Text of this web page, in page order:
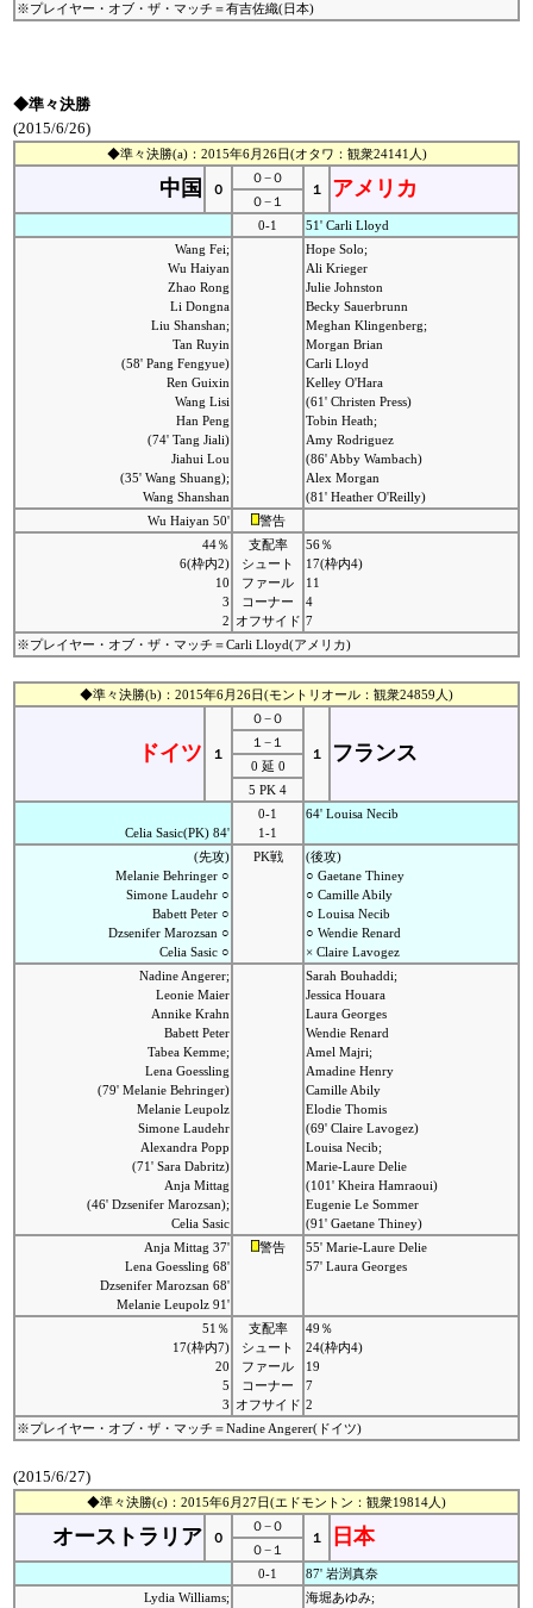
※プレイヤー・オブ・ザ・マッチ＝有吉佐織(日本)
◆準々決勝
(2015/6/26)
◆準々決勝(a)：2015年6月26日(オタワ：観衆24141人)
中国 ０
０−０
１
アメリカ
０−１
0-1
51' Carli Lloyd
Wang Fei;
Wu Haiyan
Zhao Rong
Li Dongna
Liu Shanshan;
Tan Ruyin
(58' Pang Fengyue)
Ren Guixin
Wang Lisi
Han Peng
(74' Tang Jiali)
Jiahui Lou
(35' Wang Shuang);
Wang Shanshan
Hope Solo;
Ali Krieger
Julie Johnston
Becky Sauerbrunn
Meghan Klingenberg;
Morgan Brian
Carli Lloyd
Kelley O'Hara
(61' Christen Press)
Tobin Heath;
Amy Rodriguez
(86' Abby Wambach)
Alex Morgan
(81' Heather O'Reilly)
Wu Haiyan 50'
警告
44％
6(枠内2)
10
3
2
支配率
シュート
ファール
コーナー
オフサイド
56％
17(枠内4)
11
4
7
※プレイヤー・オブ・ザ・マッチ＝Carli Lloyd(アメリカ)
◆準々決勝(b)：2015年6月26日(モントリオール：観衆24859人)
ドイツ １
０−０
１ フランス
１−１
0 延 0
5 PK 4
Celia Sasic(PK) 84'
0-1
1-1
64' Louisa Necib
(先攻)
Melanie Behringer ○
Simone Laudehr ○
Babett Peter ○
Dzsenifer Marozsan ○
Celia Sasic ○
PK戦
(後攻)
○ Gaetane Thiney
○ Camille Abily
○ Louisa Necib
○ Wendie Renard
× Claire Lavogez
Nadine Angerer;
Leonie Maier
Annike Krahn
Babett Peter
Tabea Kemme;
Lena Goessling
(79' Melanie Behringer)
Melanie Leupolz
Simone Laudehr
Alexandra Popp
(71' Sara Dabritz)
Anja Mittag
(46' Dzsenifer Marozsan);
Celia Sasic
Sarah Bouhaddi;
Jessica Houara
Laura Georges
Wendie Renard
Amel Majri;
Amadine Henry
Camille Abily
Elodie Thomis
(69' Claire Lavogez)
Louisa Necib;
Marie-Laure Delie
(101' Kheira Hamraoui)
Eugenie Le Sommer
(91' Gaetane Thiney)
Anja Mittag 37'
Lena Goessling 68'
Dzsenifer Marozsan 68'
Melanie Leupolz 91'
警告
55' Marie-Laure Delie
57' Laura Georges
51％
17(枠内7)
20
5
3
支配率
シュート
ファール
コーナー
オフサイド
49％
24(枠内4)
19
7
2
※プレイヤー・オブ・ザ・マッチ＝Nadine Angerer(ドイツ)
(2015/6/27)
◆準々決勝(c)：2015年6月27日(エドモントン：観衆19814人)
オーストラリア ０
０−０
１
日本
０−１
0-1
87' 岩渕真奈
Lydia Williams;
海堀あゆみ;